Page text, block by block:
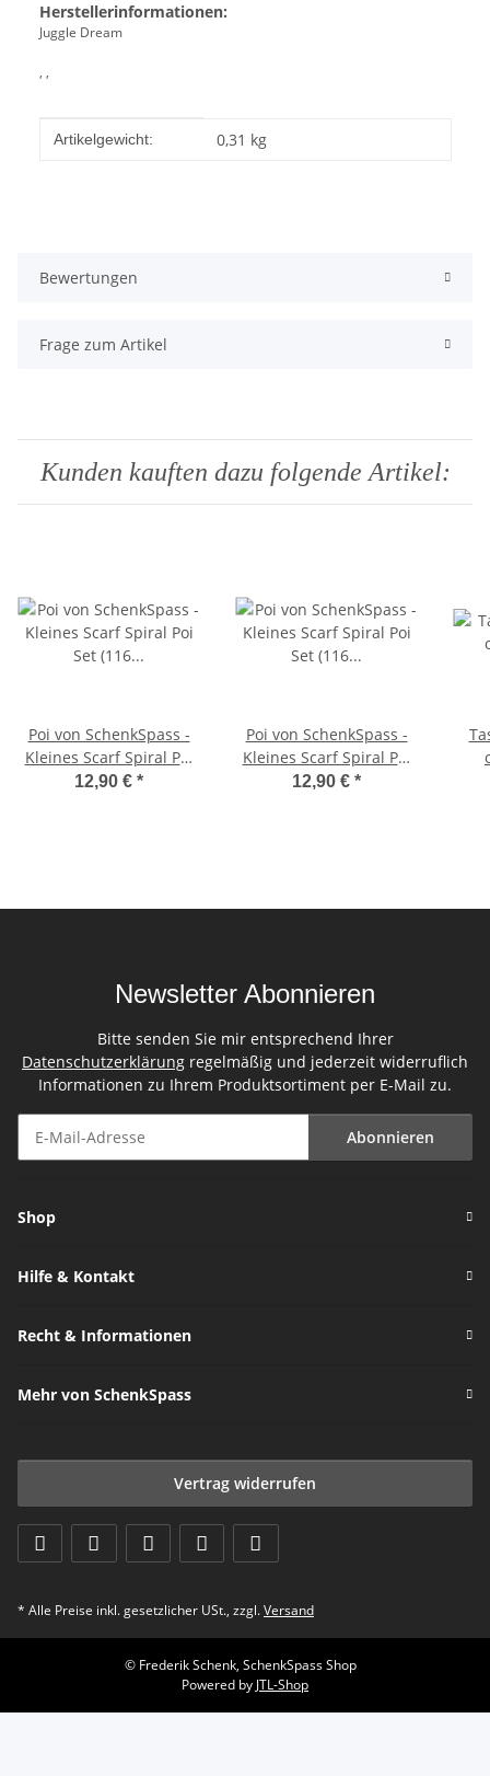
Herstellerinformationen:
Juggle Dream
, ,
Produkteigenschaft
Wert
Artikelgewicht: 0,31 kg
Bewertungen
Frage zum Artikel
Kunden kauften dazu folgende Artikel:
Poi von SchenkSpass -
Kleines Scarf Spiral Poi
Set (116 cm) | Spaßvolle
12,90 € *
Poi von SchenkSpass -
Kleines Scarf Spiral Poi
Set (116 cm) | Spaßvolle
12,90 € *
Newsletter Abonnieren
Bitte senden Sie mir entsprechend Ihrer
Datenschutzerklärung regelmäßig und jederzeit widerruflich
Informationen zu Ihrem Produktsortiment per E-Mail zu.
Abonnieren
Shop
Hilfe & Kontakt
Recht & Informationen
Mehr von SchenkSpass
Vertrag widerrufen
* Alle Preise inkl. gesetzlicher USt., zzgl.Versand
© Frederik Schenk, SchenkSpass Shop
Powered by JTL-Shop